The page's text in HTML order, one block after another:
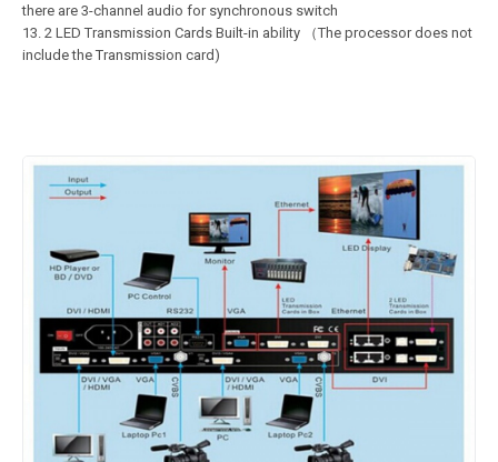
there are 3-channel audio for synchronous switch
13. 2 LED Transmission Cards Built-in ability （The processor does not
include the Transmission card)